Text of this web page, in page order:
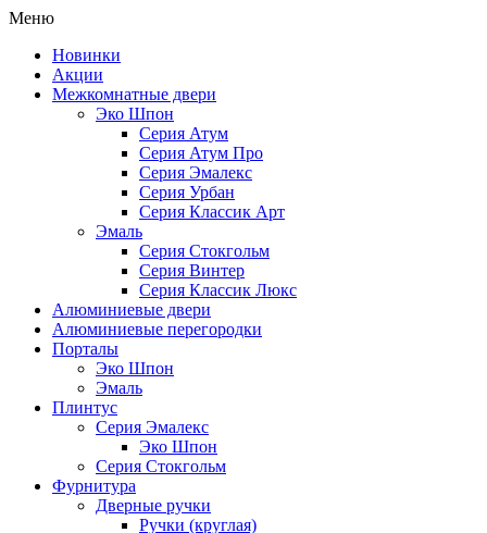
Меню
Новинки
Акции
Межкомнатные двери
Эко Шпон
Серия Атум
Серия Атум Про
Серия Эмалекс
Серия Урбан
Серия Классик Арт
Эмаль
Серия Стокгольм
Серия Винтер
Серия Классик Люкс
Алюминиевые двери
Алюминиевые перегородки
Порталы
Эко Шпон
Эмаль
Плинтус
Серия Эмалекс
Эко Шпон
Серия Стокгольм
Фурнитура
Дверные ручки
Ручки (круглая)